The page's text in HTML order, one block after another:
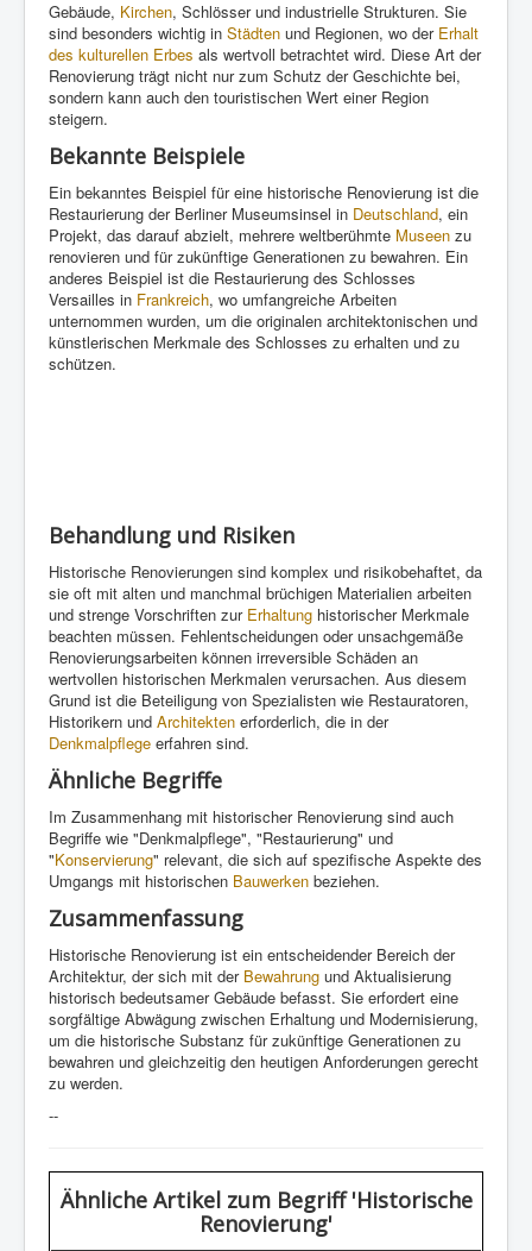
Gebäude, Kirchen, Schlösser und industrielle Strukturen. Sie
sind besonders wichtig in Städten und Regionen, wo der Erhalt
des kulturellen Erbes als wertvoll betrachtet wird. Diese Art der
Renovierung trägt nicht nur zum Schutz der Geschichte bei,
sondern kann auch den touristischen Wert einer Region
steigern.
Bekannte Beispiele
Ein bekanntes Beispiel für eine historische Renovierung ist die
Restaurierung der Berliner Museumsinsel in Deutschland, ein
Projekt, das darauf abzielt, mehrere weltberühmte Museen zu
renovieren und für zukünftige Generationen zu bewahren. Ein
anderes Beispiel ist die Restaurierung des Schlosses
Versailles in Frankreich, wo umfangreiche Arbeiten
unternommen wurden, um die originalen architektonischen und
künstlerischen Merkmale des Schlosses zu erhalten und zu
schützen.
Behandlung und Risiken
Historische Renovierungen sind komplex und risikobehaftet, da
sie oft mit alten und manchmal brüchigen Materialien arbeiten
und strenge Vorschriften zur Erhaltung historischer Merkmale
beachten müssen. Fehlentscheidungen oder unsachgemäße
Renovierungsarbeiten können irreversible Schäden an
wertvollen historischen Merkmalen verursachen. Aus diesem
Grund ist die Beteiligung von Spezialisten wie Restauratoren,
Historikern und Architekten erforderlich, die in der
Denkmalpflege erfahren sind.
Ähnliche Begriffe
Im Zusammenhang mit historischer Renovierung sind auch
Begriffe wie "Denkmalpflege", "Restaurierung" und
"Konservierung" relevant, die sich auf spezifische Aspekte des
Umgangs mit historischen Bauwerken beziehen.
Zusammenfassung
Historische Renovierung ist ein entscheidender Bereich der
Architektur, der sich mit der Bewahrung und Aktualisierung
historisch bedeutsamer Gebäude befasst. Sie erfordert eine
sorgfältige Abwägung zwischen Erhaltung und Modernisierung,
um die historische Substanz für zukünftige Generationen zu
bewahren und gleichzeitig den heutigen Anforderungen gerecht
zu werden.
--
Ähnliche Artikelzum Begriff 'Historische
Renovierung'